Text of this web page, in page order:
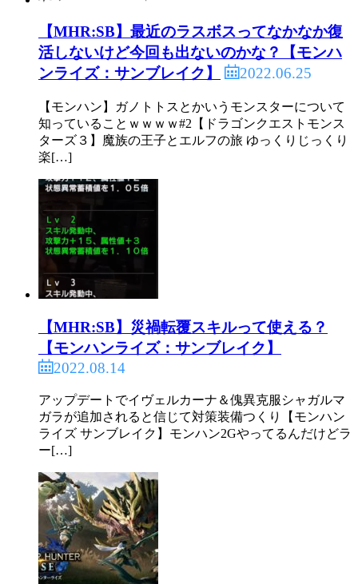
【MHR:SB】最近のラスボスってなかなか復
活しないけど今回も出ないのかな？【モンハ
ンライズ：サンブレイク】
2022.06.25
【モンハン】ガノトトスとかいうモンスターについて
知っていることｗｗｗｗ#2【ドラゴンクエストモンス
ターズ３】魔族の王子とエルフの旅 ゆっくりじっくり
楽[…]
【MHR:SB】災禍転覆スキルって使える？
【モンハンライズ：サンブレイク】
2022.08.14
アップデートでイヴェルカーナ＆傀異克服シャガルマ
ガラが追加されると信じて対策装備つくり【モンハン
ライズ サンブレイク】モンハン2Gやってるんだけどラ
ー[…]